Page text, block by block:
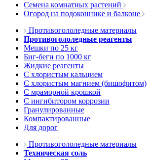
Семена комнатных растений
Огород на подоконнике и балконе
Противогололедные материалы
Противогололедные реагенты
Мешки по 25 кг
Биг-беги по 1000 кг
Жидкие реагенты
С хлористым кальцием
С хлористым магнием (бишофитом)
С мраморной крошкой
С ингибитором коррозии
Гранулированные
Компактированные
Для дорог
Противогололедные материалы
Техническая соль